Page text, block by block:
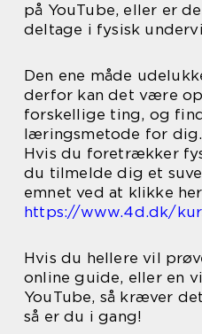
på YouTube, eller er
deltage i fysisk
Den ene måde
derfor kan det være
forskellige ting, og
læringsmetode for dig.
Hvis du foretrækker
du tilmelde dig et
emnet ved at klikke
https://www.4d.dk/
Hvis du hellere vil
online guide, eller en
YouTube, så kræver
så er du i gang!